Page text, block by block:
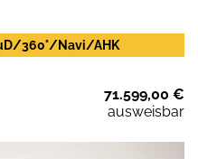
360°/Navi/AHK
71.599,00 €
ausweisbar